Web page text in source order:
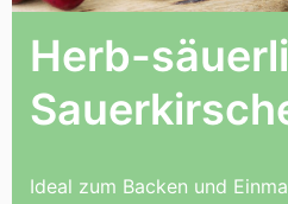
Herb-
Ideal zum Backen und